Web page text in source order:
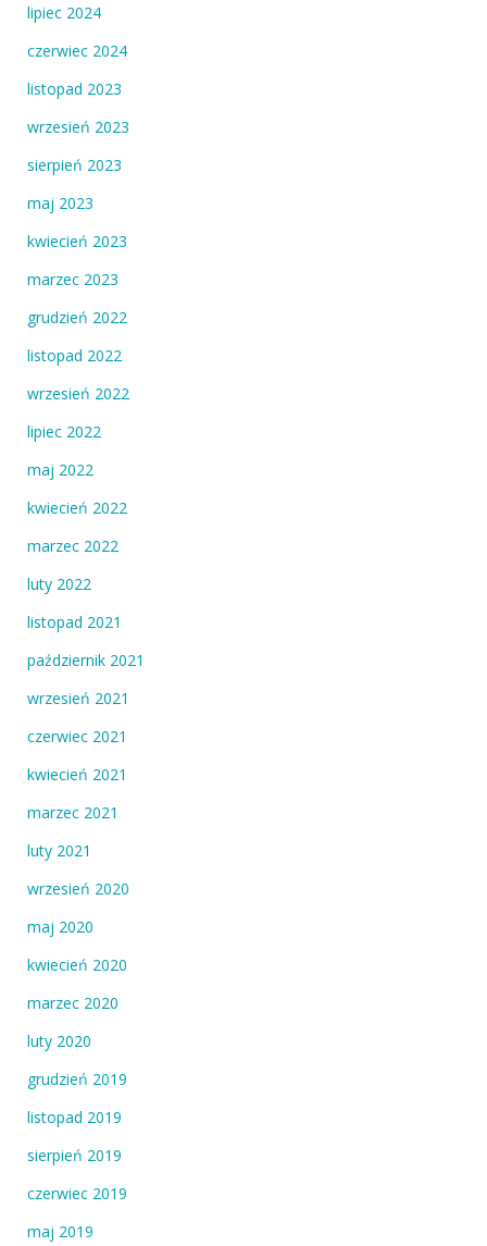
lipiec 2024
czerwiec 2024
listopad 2023
wrzesień 2023
sierpień 2023
maj 2023
kwiecień 2023
marzec 2023
grudzień 2022
listopad 2022
wrzesień 2022
lipiec 2022
maj 2022
kwiecień 2022
marzec 2022
luty 2022
listopad 2021
październik 2021
wrzesień 2021
czerwiec 2021
kwiecień 2021
marzec 2021
luty 2021
wrzesień 2020
maj 2020
kwiecień 2020
marzec 2020
luty 2020
grudzień 2019
listopad 2019
sierpień 2019
czerwiec 2019
maj 2019